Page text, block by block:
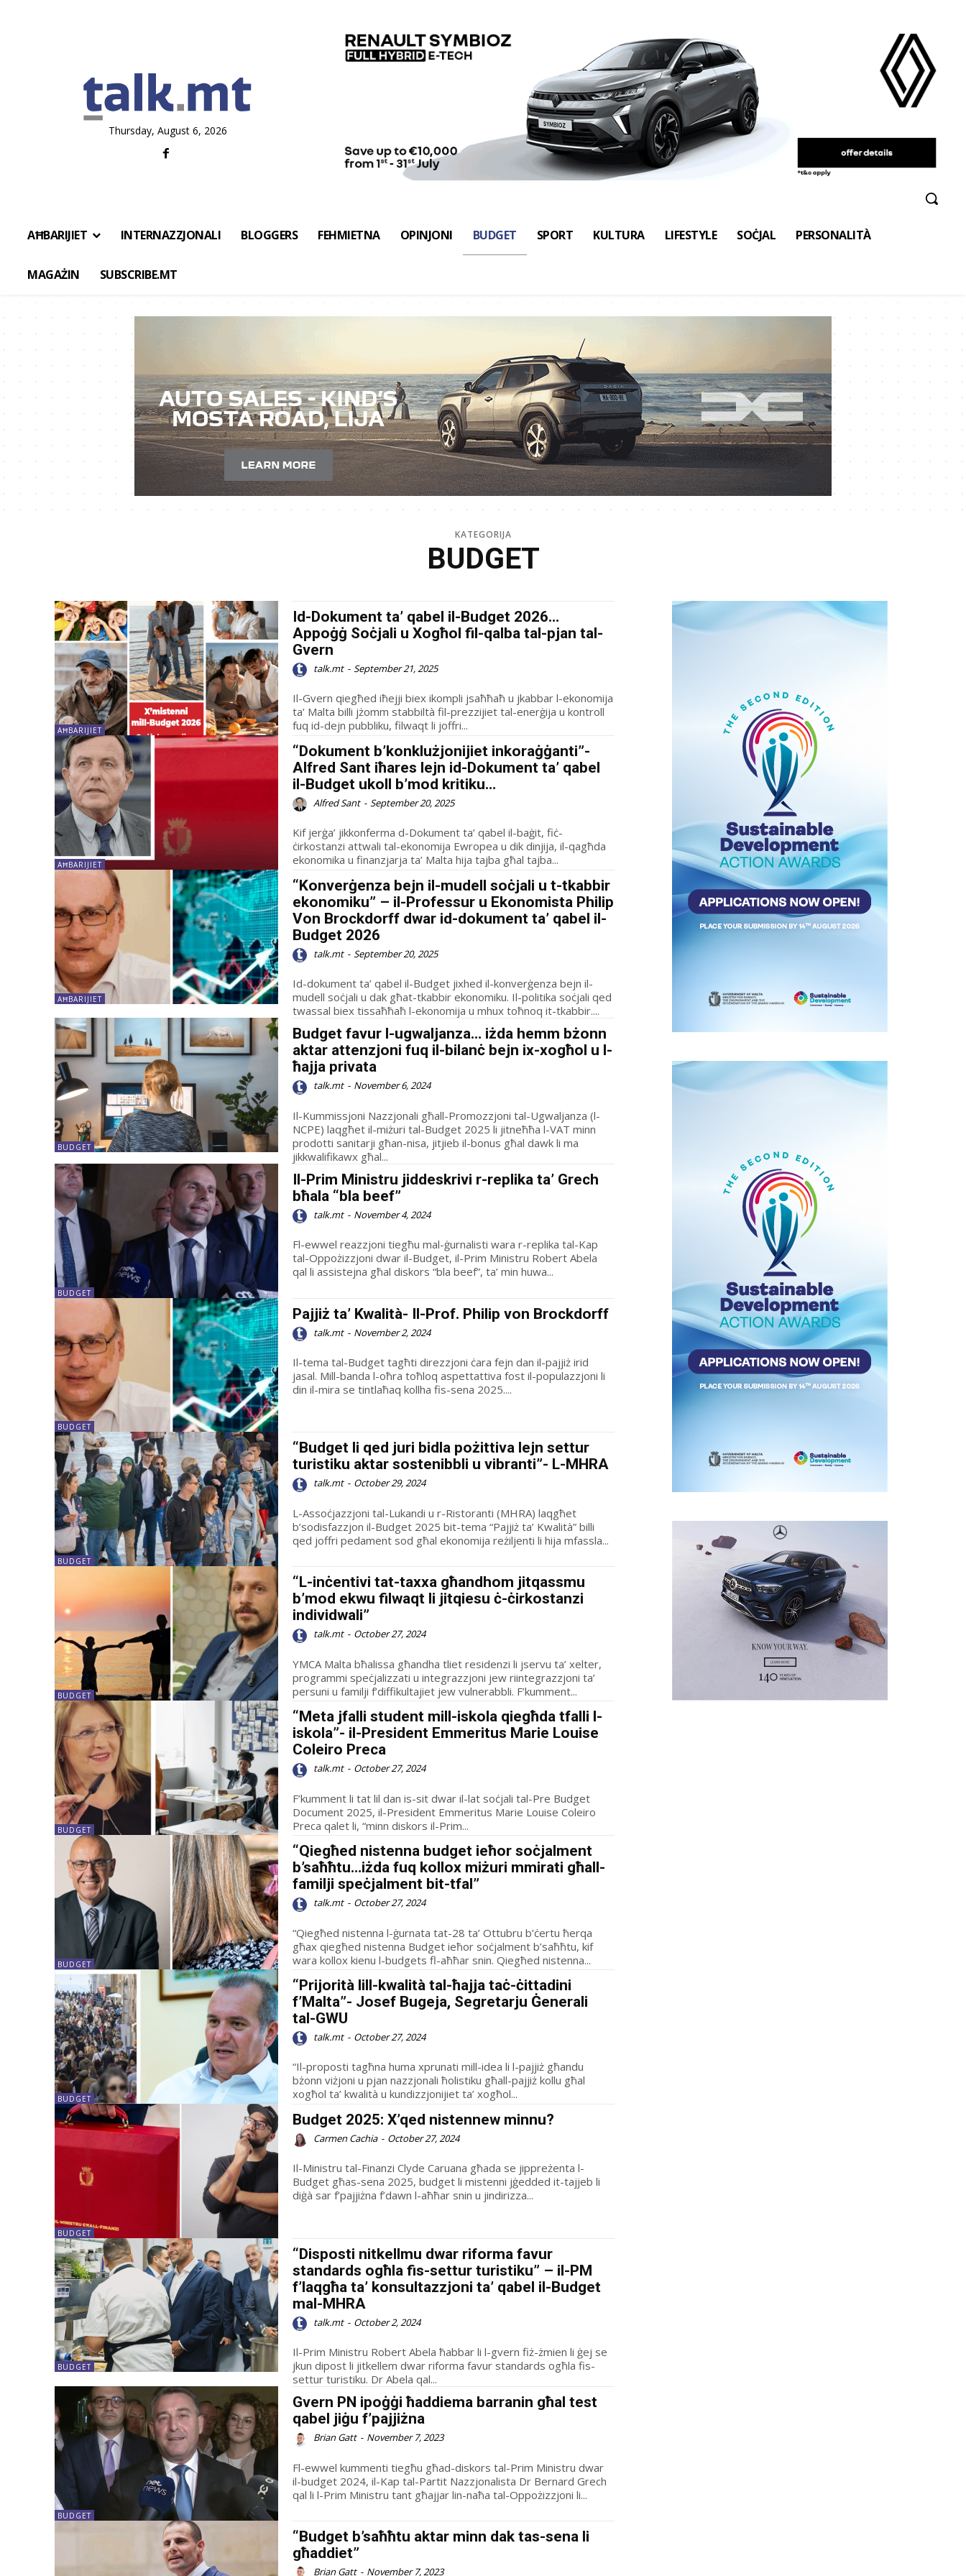
Thursday, August 6, 2026
AĦBARIJIET INTERNAZZJONALI BLOGGERS FEHMIETNA OPINJONI BUDGET SPORT KULTURA LIFESTYLE SOĊJAL PERSONALITÀ
MAGAŻIN SUBSCRIBE.MT
KATEGORIJA
BUDGET
AĦBARIJIET
Id-Dokument ta’ qabel il-Budget 2026…
Appoġġ Soċjali u Xogħol fil-qalba tal-pjan tal-
Gvern
talk.mt - September 21, 2025
Il-Gvern qiegħed iħejji biex ikompli jsaħħaħ u jkabbar l-ekonomija
ta’ Malta billi jżomm stabbiltà fil-prezzijiet tal-enerġija u kontroll
fuq id-dejn pubbliku, filwaqt li joffri...
AĦBARIJIET
“Dokument b’konklużjonijiet inkoraġġanti”-
Alfred Sant iħares lejn id-Dokument ta’ qabel
il-Budget ukoll b’mod kritiku…
Alfred Sant - September 20, 2025
Kif jerġa’ jikkonferma d-Dokument ta’ qabel il-baġit, fiċ-
ċirkostanzi attwali tal-ekonomija Ewropea u dik dinjija, il-qagħda
ekonomika u finanzjarja ta’ Malta hija tajba għal tajba...
AĦBARIJIET
“Konverġenza bejn il-mudell soċjali u t-tkabbir
ekonomiku” – il-Professur u Ekonomista Philip
Von Brockdorff dwar id-dokument ta’ qabel il-
Budget 2026
talk.mt - September 20, 2025
Id-dokument ta’ qabel il-Budget jixhed il-konverġenza bejn il-
mudell soċjali u dak għat-tkabbir ekonomiku. Il-politika soċjali qed
twassal biex tissaħħaħ l-ekonomija u mhux toħnoq it-tkabbir....
BUDGET
Budget favur l-ugwaljanza… iżda hemm bżonn
aktar attenzjoni fuq il-bilanċ bejn ix-xogħol u l-
ħajja privata
talk.mt - November 6, 2024
Il-Kummissjoni Nazzjonali għall-Promozzjoni tal-Ugwaljanza (l-
NCPE) laqgħet il-miżuri tal-Budget 2025 li jitneħħa l-VAT minn
prodotti sanitarji għan-nisa, jitjieb il-bonus għal dawk li ma
jikkwalifikawx għal...
BUDGET
Il-Prim Ministru jiddeskrivi r-replika ta’ Grech
bħala “bla beef”
talk.mt - November 4, 2024
Fl-ewwel reazzjoni tiegħu mal-ġurnalisti wara r-replika tal-Kap
tal-Oppożizzjoni dwar il-Budget, il-Prim Ministru Robert Abela
qal li assistejna għal diskors “bla beef”, ta’ min huwa...
BUDGET
Pajjiż ta’ Kwalità- Il-Prof. Philip von Brockdorff
talk.mt - November 2, 2024
Il-tema tal-Budget tagħti direzzjoni ċara fejn dan il-pajjiż irid
jasal. Mill-banda l-oħra toħloq aspettattiva fost il-populazzjoni li
din il-mira se tintlaħaq kollha fis-sena 2025....
BUDGET
“Budget li qed juri bidla pożittiva lejn settur
turistiku aktar sostenibbli u vibranti”- L-MHRA
talk.mt - October 29, 2024
L-Assoċjazzjoni tal-Lukandi u r-Ristoranti (MHRA) laqgħet
b’sodisfazzjon il-Budget 2025 bit-tema “Pajjiż ta’ Kwalità” billi
qed joffri pedament sod għal ekonomija reżiljenti li hija mfassla...
BUDGET
“L-inċentivi tat-taxxa għandhom jitqassmu
b’mod ekwu filwaqt li jitqiesu ċ-ċirkostanzi
individwali”
talk.mt - October 27, 2024
YMCA Malta bħalissa għandha tliet residenzi li jservu ta’ xelter,
programmi speċjalizzati u integrazzjoni jew riintegrazzjoni ta’
persuni u familji f’diffikultajiet jew vulnerabbli. F’kumment...
BUDGET
“Meta jfalli student mill-iskola qiegħda tfalli l-
iskola”- il-President Emmeritus Marie Louise
Coleiro Preca
talk.mt - October 27, 2024
F’kumment li tat lil dan is-sit dwar il-lat soċjali tal-Pre Budget
Document 2025, il-President Emmeritus Marie Louise Coleiro
Preca qalet li, “minn diskors il-Prim...
BUDGET
“Qiegħed nistenna budget ieħor soċjalment
b’saħħtu…iżda fuq kollox miżuri mmirati għall-
familji speċjalment bit-tfal”
talk.mt - October 27, 2024
“Qiegħed nistenna l-ġurnata tat-28 ta’ Ottubru b’ċertu ħerqa
għax qiegħed nistenna Budget ieħor soċjalment b’saħħtu, kif
wara kollox kienu l-budgets fl-aħħar snin. Qiegħed nistenna...
BUDGET
“Prijorità lill-kwalità tal-ħajja taċ-ċittadini
f’Malta”- Josef Bugeja, Segretarju Ġenerali
tal-GWU
talk.mt - October 27, 2024
“Il-proposti tagħna huma xprunati mill-idea li l-pajjiż għandu
bżonn viżjoni u pjan nazzjonali ħolistiku għall-pajjiż kollu għal
xogħol ta’ kwalità u kundizzjonijiet ta’ xogħol...
BUDGET
Budget 2025: X’qed nistennew minnu?
Carmen Cachia - October 27, 2024
Il-Ministru tal-Finanzi Clyde Caruana għada se jippreżenta l-
Budget għas-sena 2025, budget li mistenni jġedded it-tajjeb li
diġà sar f’pajjiżna f’dawn l-aħħar snin u jindirizza...
BUDGET
“Disposti nitkellmu dwar riforma favur
standards ogħla fis-settur turistiku” – il-PM
f’laqgħa ta’ konsultazzjoni ta’ qabel il-Budget
mal-MHRA
talk.mt - October 2, 2024
Il-Prim Ministru Robert Abela ħabbar li l-gvern fiż-żmien li ġej se
jkun dipost li jitkellem dwar riforma favur standards ogħla fis-
settur turistiku. Dr Abela qal...
BUDGET
Gvern PN ipoġġi ħaddiema barranin għal test
qabel jiġu f’pajjiżna
Brian Gatt - November 7, 2023
Fl-ewwel kummenti tiegħu għad-diskors tal-Prim Ministru dwar
il-budget 2024, il-Kap tal-Partit Nazzjonalista Dr Bernard Grech
qal li l-Prim Ministru tant għajjar lin-naħa tal-Oppożizzjoni li...
“Budget b’saħħtu aktar minn dak tas-sena li
għaddiet”
Brian Gatt - November 7, 2023